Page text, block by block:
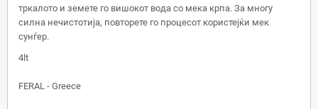
тркалото и земете го вишокот вода со мека крпа. За многу
силна нечистотија, повторете го процесот користејќи мек
сунѓер.
4lt
FERAL - Greece